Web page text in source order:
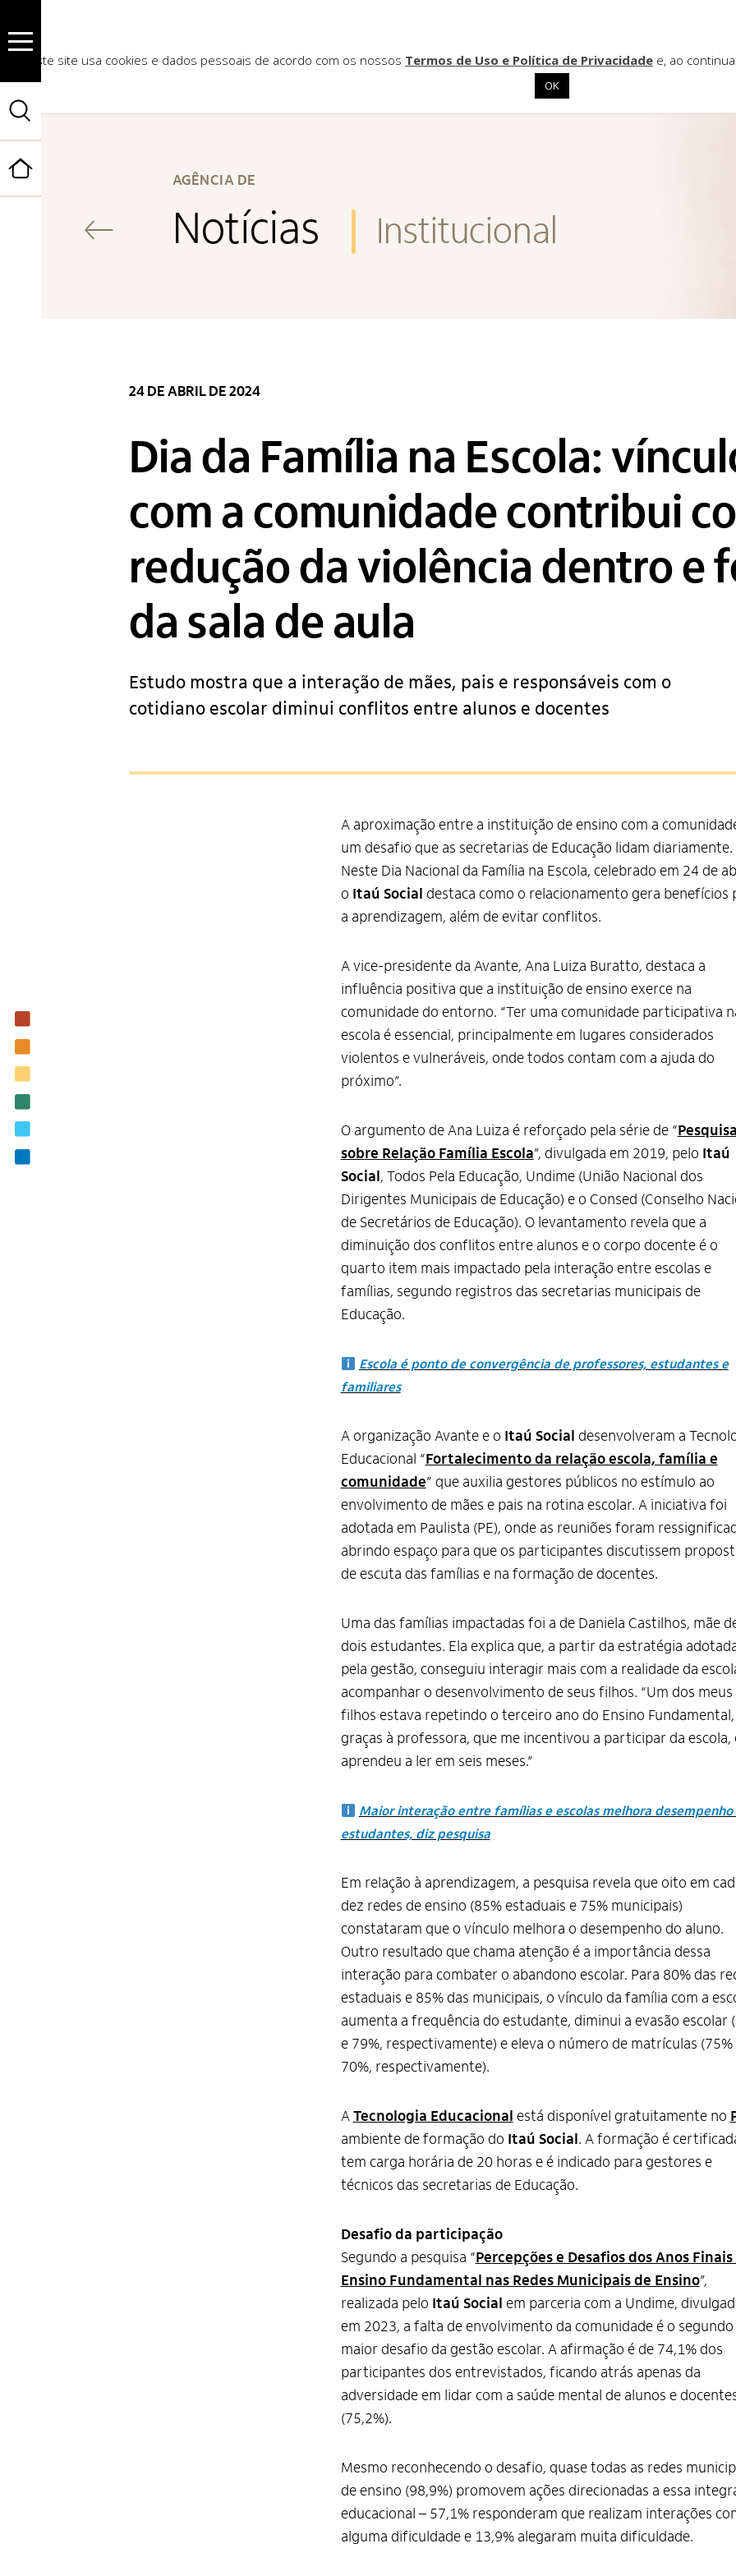
AGÊNCIA DE
Notícias Institucional
24 DE ABRIL DE 2024
Dia da Família na Escola:
com a comunidade contribui
redução da violência dentro e
da sala de aula
Estudo mostra que a interação de mães, pais e responsáveis com o
cotidiano escolar diminui conflitos entre alunos e docentes
A aproximação entre a instituição de ensino com a
um desafio que as secretarias de Educação lidam diariamente.
Neste Dia Nacional da Família na Escola, celebrado em 24 de
o Itaú Social destaca como o relacionamento gera benefícios
a aprendizagem, além de evitar conflitos.
A vice-presidente da Avante, Ana Luiza Buratto, destaca a
influência positiva que a instituição de ensino exerce na
comunidade do entorno. “Ter uma comunidade participativa
escola é essencial, principalmente em lugares considerados
violentos e vulneráveis, onde todos contam com a ajuda do
próximo”.
O argumento de Ana Luiza é reforçado pela série de “
sobre Relação Família Escola”, divulgada em 2019, pelo Itaú
Social, Todos Pela Educação, Undime (União Nacional dos
Dirigentes Municipais de Educação) e o Consed (Conselho
de Secretários de Educação). O levantamento revela que a
diminuição dos conflitos entre alunos e o corpo docente é o
quarto item mais impactado pela interação entre escolas e
famílias, segundo registros das secretarias municipais de
Educação.
Escola é ponto de convergência de professores, estudantes e
familiares
A organização Avante e o Itaú Social desenvolveram a
Educacional “Fortalecimento da relação escola, família e
comunidade” que auxilia gestores públicos no estímulo ao
envolvimento de mães e pais na rotina escolar. A iniciativa foi
adotada em Paulista (PE), onde as reuniões foram
abrindo espaço para que os participantes discutissem
de escuta das famílias e na formação de docentes.
Uma das famílias impactadas foi a de Daniela Castilhos, mãe
dois estudantes. Ela explica que, a partir da estratégia
pela gestão, conseguiu interagir mais com a realidade da
acompanhar o desenvolvimento de seus filhos. “Um dos meus
filhos estava repetindo o terceiro ano do Ensino
graças à professora, que me incentivou a participar da escola,
aprendeu a ler em seis meses.”
Maior interação entre famílias e escolas melhora desempenho
estudantes, diz pesquisa
Em relação à aprendizagem, a pesquisa revela que oito em
dez redes de ensino (85% estaduais e 75% municipais)
constataram que o vínculo melhora o desempenho do aluno.
Outro resultado que chama atenção é a importância dessa
interação para combater o abandono escolar. Para 80% das
estaduais e 85% das municipais, o vínculo da família com a
aumenta a frequência do estudante, diminui a evasão escolar
e 79%, respectivamente) e eleva o número de matrículas (75%
70%, respectivamente).
ATecnologia Educacional está disponível gratuitamente no
ambiente de formação do Itaú Social. A formação é
tem carga horária de 20 horas e é indicado para gestores e
técnicos das secretarias de Educação.
Desafio da participação
Segundo a pesquisa “Percepções e Desafios dos Anos
Ensino Fundamental nas Redes Municipais de Ensino”,
realizada pelo Itaú Social em parceria com a Undime,
em 2023, a falta de envolvimento da comunidade é o segundo
maior desafio da gestão escolar. A afirmação é de 74,1% dos
participantes dos entrevistados, ficando atrás apenas da
adversidade em lidar com a saúde mental de alunos e
(75,2%).
Mesmo reconhecendo o desafio, quase todas as redes
de ensino (98,9%) promovem ações direcionadas a essa
educacional – 57,1% responderam que realizam interações
alguma dificuldade e 13,9% alegaram muita dificuldade.
Este site usa cookies e dados pessoais de acordo com os nossos Termos de Uso e Política de Privacidade e, ao
OK